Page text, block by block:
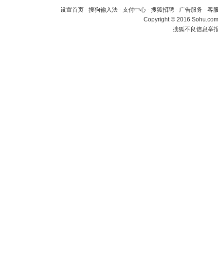
设置首页 - 搜狗输入法 - 支付中心 - 搜狐招聘 - 广告服务 - 客
Copyright©2016
搜狐不良信息举